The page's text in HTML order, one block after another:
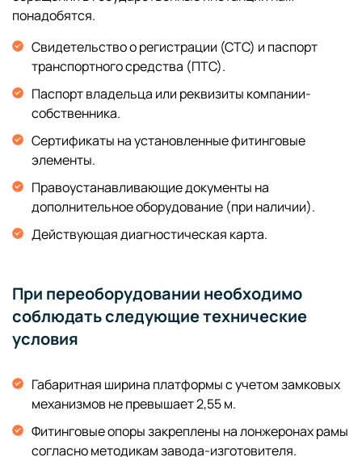
понадобятся.
Свидетельство о регистрации (СТС) и паспорт
транспортного средства (ПТС).
Паспорт владельца или реквизиты компании-
собственника.
Сертификаты на установленные фитинговые
элементы.
Правоустанавливающие документы на
дополнительное оборудование (при наличии).
Действующая диагностическая карта.
При переоборудовании необходимо
соблюдать следующие технические
условия
Габаритная ширина платформы с учетом замковых
механизмов не превышает 2,55 м.
Фитинговые опоры закреплены на лонжеронах рамы
согласно методикам завода-изготовителя.